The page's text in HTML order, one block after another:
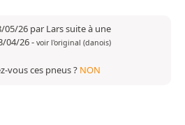
26 par Lars suite à une
04/26- voir l'original (danois)
vous ces pneus ? NON